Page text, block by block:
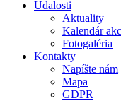
Udalosti
Aktuality
Kalendár
Fotogaléria
Kontakty
Napíšte nám
Mapa
GDPR